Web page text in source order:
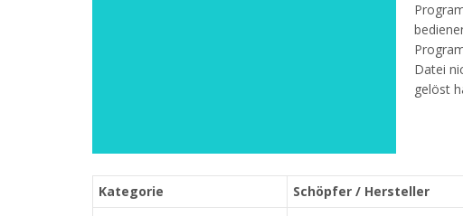
Datei
gelöst
Kategorie Schöpfer / Hersteller